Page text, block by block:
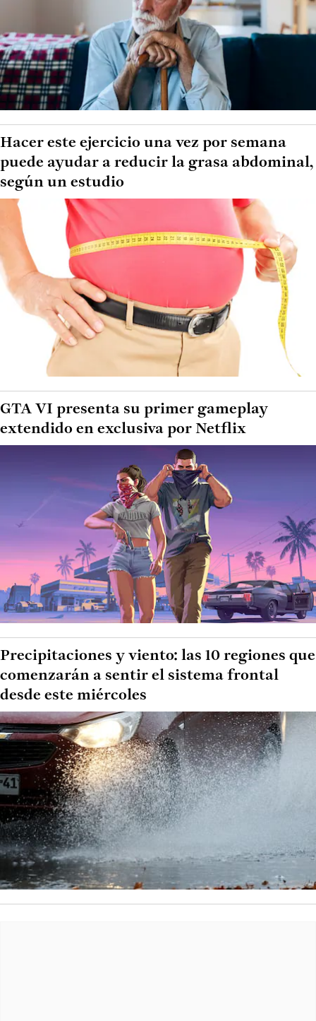
Hacer este ejercicio una vez por semana
puede ayudar a reducir la grasa abdominal,
según un estudio
GTA VI presenta su primer gameplay
extendido en exclusiva por Netflix
Precipitaciones y viento: las 10 regiones que
comenzarán a sentir el sistema frontal
desde este miércoles